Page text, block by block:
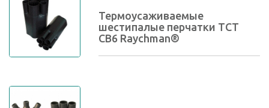
Термоусаживаемые
шестипалые перчатки ТСТ
СВ6 Raychman®